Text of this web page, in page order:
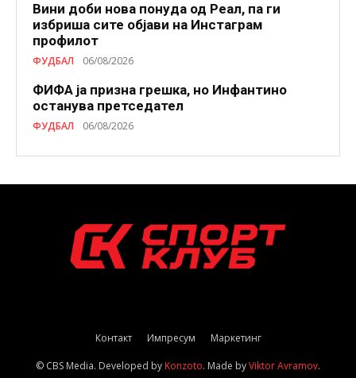
Вини доби нова понуда од Реал, па ги
избриша сите објави на Инстаграм
профилот
ФУДБАЛ 06/08/2026
ФИФА ја призна грешка, но Инфантино
останува претседател
ФУДБАЛ 06/08/2026
Контакт Импресум Маркетинг
© CBS Media. Developed byKonzoto. Made byViktor Avramov.